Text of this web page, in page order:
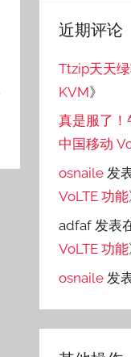
近期评论
Ttzip天天
KVM》
真是服了！
中国移动
osnaile 发
VoLTE 功能
adfaf 发表
VoLTE 功能
osnaile 发